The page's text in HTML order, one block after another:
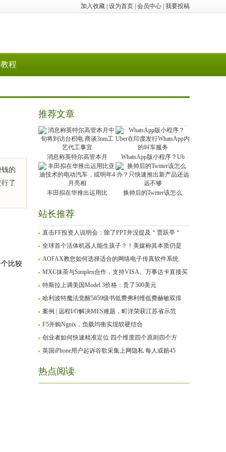
加入收藏 设为首页 会员中心 我要投稿
教程
的
了
比较
推荐文章
消息称英特尔高管本月 WhatsApp版小程序？Ub
丰田拟在华推出运用比 换帅后的Twitter该怎么
站长推荐
直击FF投资人说明会：除了PPT并没提及＂贾跃亭＂
全球首个活体机器人能生孩子？！美媒称其本质仍是
AOFAX教您如何选择适合的网络电子传真软件系统
MXC抹茶与Simplex合作，支持VISA、万事达卡直接买
特斯拉上调美国Model 3价格：贵了500美元
哈利波特魔法觉醒5859级书低费弗利维低费赫敏双排
案例 | 远程I/O解决MES难题，町洋荣获江苏省示范
F5并购Ngnix，负载均衡实现软硬结合
创业者如何快速精准定位 四个维度四个原则四个方
英国iPhone用户起诉谷歌采集上网隐私 每人或赔45
热点阅读